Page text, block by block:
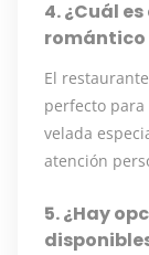
4. ¿Cuál
romántico
El
perfecto
velada
atención
5. ¿Hay